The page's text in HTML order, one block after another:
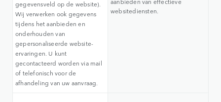
gegevensveld op de website).
Wij verwerken ook gegevens
tijdens het aanbieden en
onderhouden van
gepersonaliseerde website-
ervaringen. U kunt
gecontacteerd worden via mail
of telefonisch voor de
afhandeling van uw aanvraag.
websitediensten.